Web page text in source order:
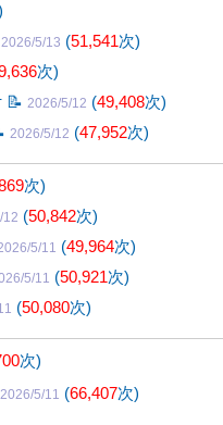
2026/5/13 (51,541次)
次)
📝 2026/5/12 (49,408次)
2026/5/12 (47,952次)
次)
12 (50,842次)
5/11 (49,964次)
5/11 (50,921次)
(50,080次)
次)
2026/5/11 (66,407次)